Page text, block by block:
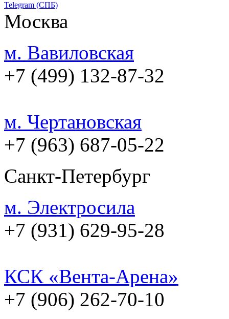
Telegram (СПБ)
Москва
м. Вавиловская
+7 (499) 132-87-32
м. Чертановская
+7 (963) 687-05-22
Санкт-Петербург
м. Электросила
+7 (931) 629-95-28
КСК «Вента-Арена»
+7 (906) 262-70-10